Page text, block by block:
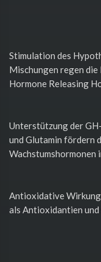
Stimulation des
Mischungen regen
Hormone Releasing
Unterstützung der
und Glutamin fördern
Wachstumshormonen
Antioxidative Wirkung
als Antioxidantien